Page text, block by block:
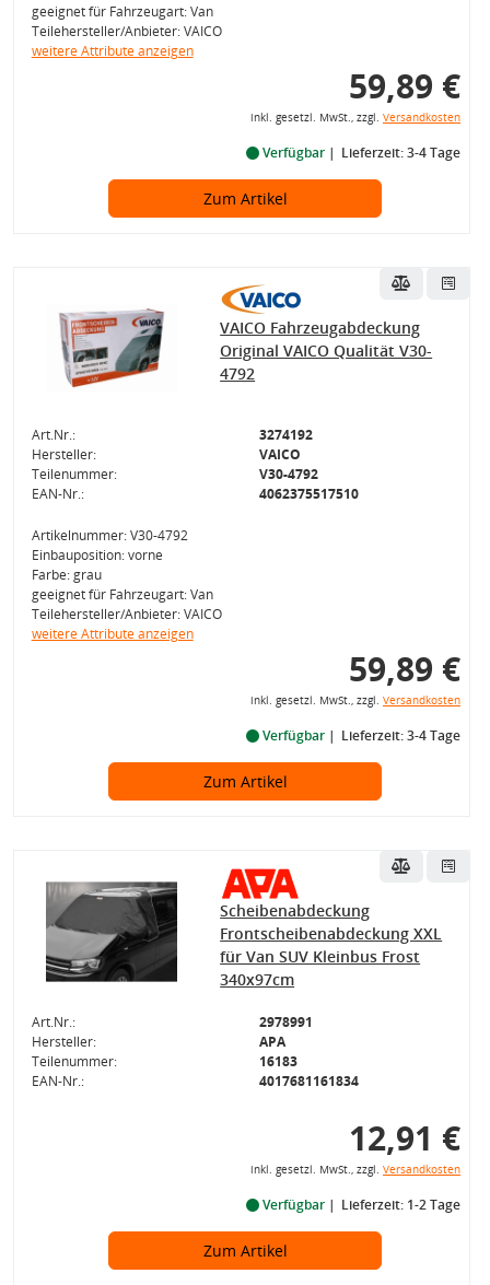
geeignet für Fahrzeugart: Van
Teilehersteller/Anbieter: VAICO
weitere Attribute anzeigen
59,89 €
inkl. gesetzl. MwSt., zzgl. Versandkosten
Verfügbar Lieferzeit: 3-4 Tage
Zum Artikel
VAICO Fahrzeugabdeckung
Original VAICO Qualität V30-
4792
Art.Nr.:
3274192
Hersteller:
VAICO
Teilenummer:
V30-4792
EAN-Nr.:
4062375517510
Artikelnummer: V30-4792
Einbauposition: vorne
Farbe: grau
geeignet für Fahrzeugart: Van
Teilehersteller/Anbieter: VAICO
weitere Attribute anzeigen
59,89 €
inkl. gesetzl. MwSt., zzgl. Versandkosten
Verfügbar Lieferzeit: 3-4 Tage
Zum Artikel
Scheibenabdeckung
Frontscheibenabdeckung XXL
für Van SUV Kleinbus Frost
340x97cm
Art.Nr.:
2978991
Hersteller:
APA
Teilenummer:
16183
EAN-Nr.:
4017681161834
12,91 €
inkl. gesetzl. MwSt., zzgl. Versandkosten
Verfügbar Lieferzeit: 1-2 Tage
Zum Artikel